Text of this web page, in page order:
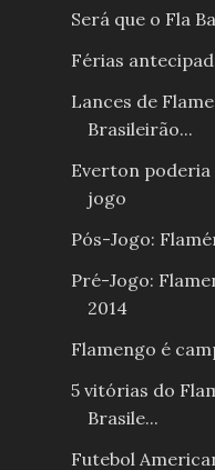
Será que o Fla
Férias
Lances de
Brasileirão...
Everton
jogo
Pós-Jogo:
Pré-Jogo:
2014
Flamengo é
5 vitórias do
Brasile...
Futebol